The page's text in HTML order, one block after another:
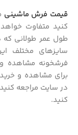
قیمت فرش ماشینی
کنید متفاوت
طول عمر طولانی که
سایزهای مختلف
فرشخونه مشاهده
در سایت مراجعه
کنید.